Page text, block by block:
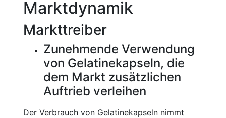
Marktdynamik
Markttreiber
Zunehmende Verwendung
von Gelatinekapseln, die
dem Markt zusätzlichen
Auftrieb verleihen
Der Verbrauch von Gelatinekapseln nimmt